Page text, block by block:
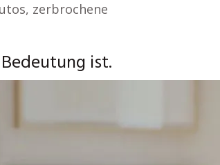
zerbrochene
ist.